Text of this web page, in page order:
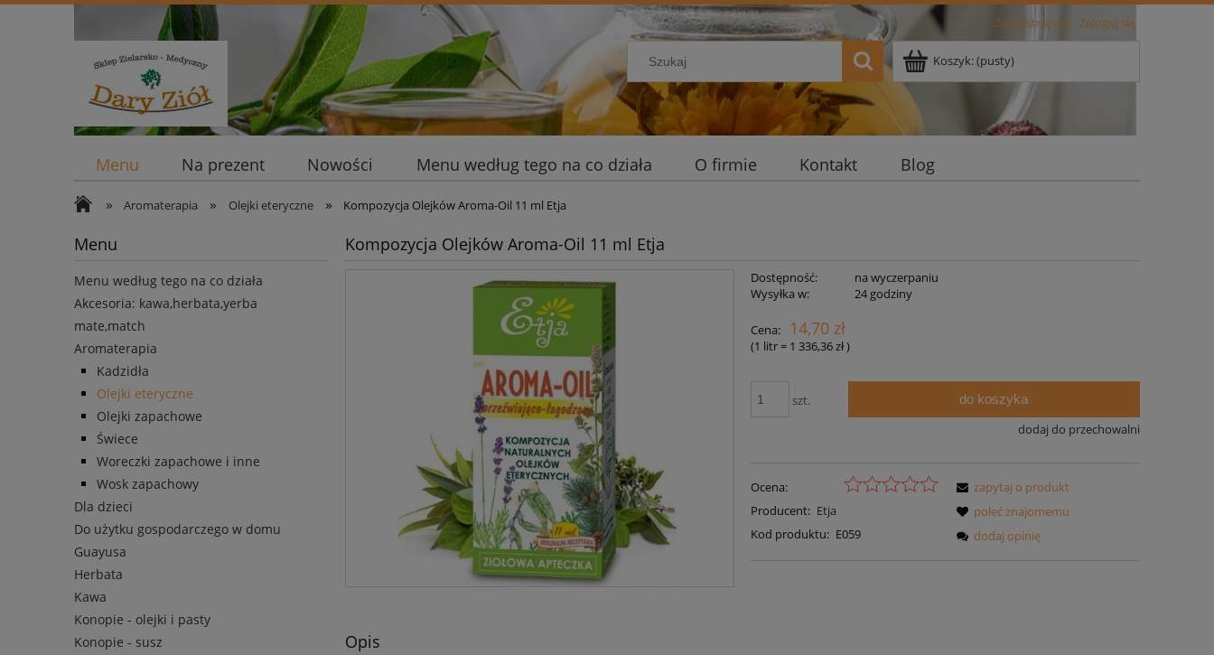
Zarejestruj się Zaloguj się
Koszyk:(pusty)
Menu Na prezent Nowości Menu według tego na co działa O firmie Kontakt Blog
» Aromaterapia » Olejki eteryczne » Kompozycja Olejków Aroma-Oil 11 ml Etja
Menu
Menu według tego na co działa
Akcesoria: kawa,herbata,yerba
mate,match
Aromaterapia
Kadzidła
Olejki eteryczne
Olejki zapachowe
Świece
Woreczki zapachowe i inne
Wosk zapachowy
Dla dzieci
Do użytku gospodarczego w domu
Guayusa
Herbata
Kawa
Konopie - olejki i pasty
Konopie - susz
Kompozycja Olejków Aroma-Oil 11 ml Etja
Dostępność:
na wyczerpaniu
Wysyłka w:
24 godziny
Cena: 14,70 zł
(1 litr= 1 336,36 zł)
szt. do koszyka
dodaj do przechowalni
Ocena:
Producent: Etja
Kod produktu: E059
zapytaj o produkt
poleć znajomemu
dodaj opinię
Opis